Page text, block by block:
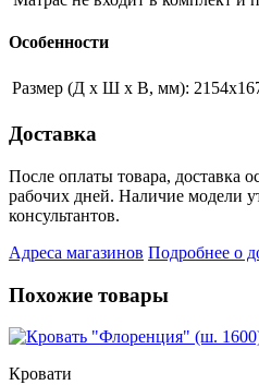
Особенности
Размер (Д х Ш х В, мм):
Доставка
После оплаты товара, доставка
рабочих дней. Наличие модели
консультантов.
Адреса магазинов Подробнее о
Похожие товары
Кровати